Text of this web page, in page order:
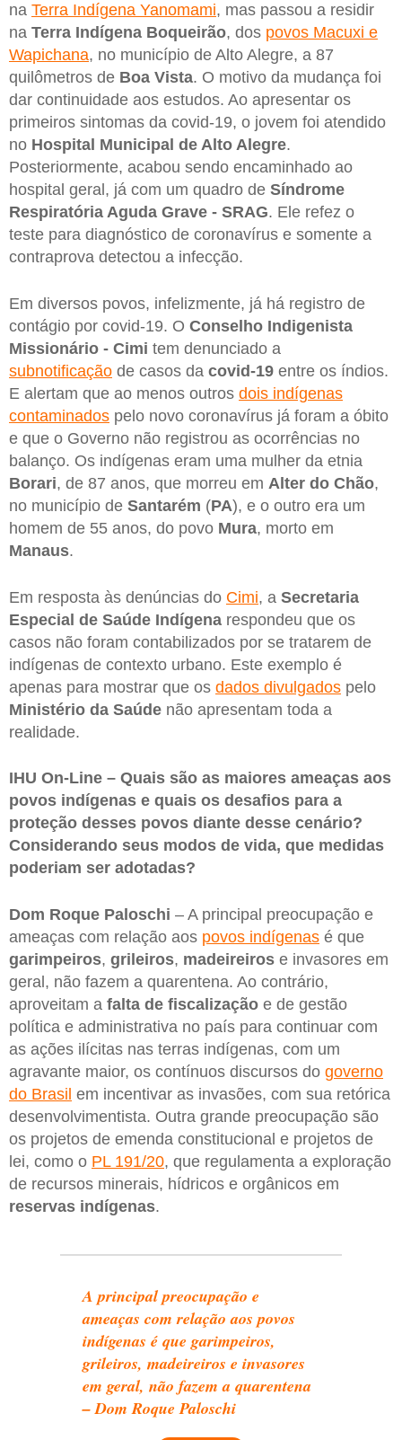
na Terra Indígena Yanomami, mas passou a residir
na Terra Indígena Boqueirão, dos povos Macuxi e
Wapichana, no município de Alto Alegre, a 87
quilômetros de Boa Vista. O motivo da mudança foi
dar continuidade aos estudos. Ao apresentar os
primeiros sintomas da covid-19, o jovem foi atendido
no Hospital Municipal de Alto Alegre.
Posteriormente, acabou sendo encaminhado ao
hospital geral, já com um quadro de Síndrome
Respiratória Aguda Grave - SRAG. Ele refez o
teste para diagnóstico de coronavírus e somente a
contraprova detectou a infecção.
Em diversos povos, infelizmente, já há registro de
contágio por covid-19. O Conselho Indigenista
Missionário - Cimi tem denunciado a
subnotificação de casos da covid-19 entre os índios.
E alertam que ao menos outros dois indígenas
contaminados pelo novo coronavírus já foram a óbito
e que o Governo não registrou as ocorrências no
balanço. Os indígenas eram uma mulher da etnia
Borari, de 87 anos, que morreu em Alter do Chão,
no município de Santarém (PA), e o outro era um
homem de 55 anos, do povo Mura, morto em
Manaus.
Em resposta às denúncias do Cimi, a Secretaria
Especial de Saúde Indígena respondeu que os
casos não foram contabilizados por se tratarem de
indígenas de contexto urbano. Este exemplo é
apenas para mostrar que os dados divulgados pelo
Ministério da Saúde não apresentam toda a
realidade.
IHU On-Line – Quais são as maiores ameaças aos
povos indígenas e quais os desafios para a
proteção desses povos diante desse cenário?
Considerando seus modos de vida, que medidas
poderiam ser adotadas?
Dom Roque Paloschi – A principal preocupação e
ameaças com relação aos povos indígenas é que
garimpeiros, grileiros, madeireiros e invasores em
geral, não fazem a quarentena. Ao contrário,
aproveitam a falta de fiscalização e de gestão
política e administrativa no país para continuar com
as ações ilícitas nas terras indígenas, com um
agravante maior, os contínuos discursos do governo
do Brasil em incentivar as invasões, com sua retórica
desenvolvimentista. Outra grande preocupação são
os projetos de emenda constitucional e projetos de
lei, como o PL 191/20, que regulamenta a exploração
de recursos minerais, hídricos e orgânicos em
reservas indígenas.
A principal preocupação e
ameaças com relação aos povos
indígenas é que garimpeiros,
grileiros, madeireiros e invasores
em geral, não fazem a quarentena
– Dom Roque Paloschi